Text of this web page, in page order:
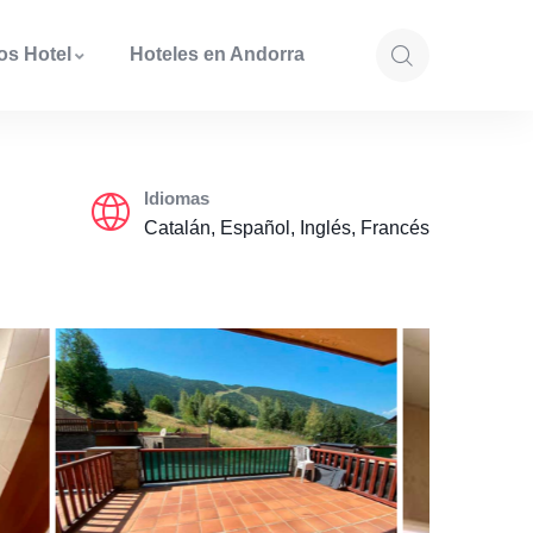
Hotel Hoteles en Andorra
Idiomas
Catalán, Español, Inglés, Francés